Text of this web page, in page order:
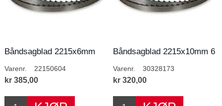
Båndsagblad 2215x6mm
Varenr. 22150604
kr 385,00
Båndsagblad 2215x10mm 6
Varenr. 30328173
kr 320,00